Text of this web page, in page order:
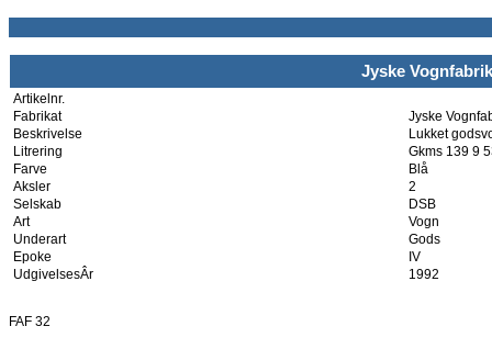
Jyske
Artikelnr.
Fabrikat
Jyske
Beskrivelse
Lukket
Litrering
Gkms 139 9
Farve
Blå
Aksler
2
Selskab
DSB
Art
Vogn
Underart
Gods
Epoke
IV
UdgivelsesÂr
1992
FAF 32